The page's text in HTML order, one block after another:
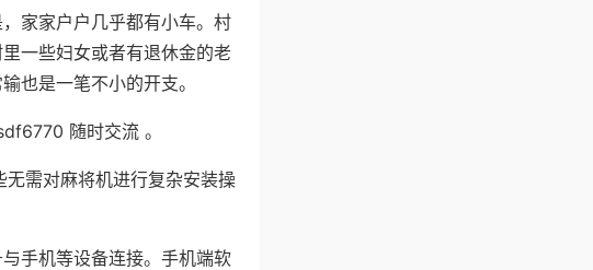
家家户户几乎都有小车。村
一些妇女或者有退休金的老
也是一笔不小的开支。
随时交流 。
需对麻将机进行复杂安装操
手机等设备连接。手机端软